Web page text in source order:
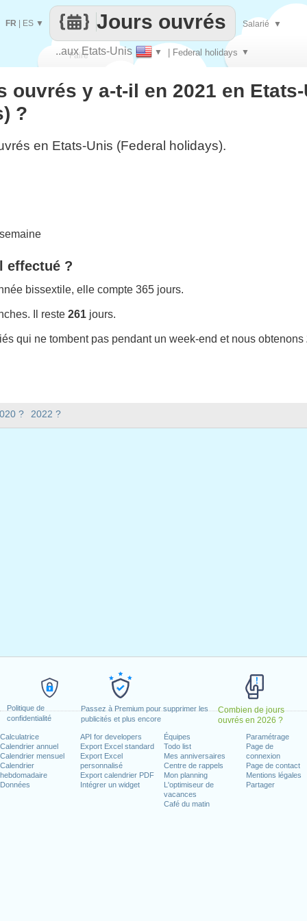
Politique de
confidentialité
Passez à Premium pour supprimer les
publicités et plus encore
Combien de jours
ouvrés en 2026 ?
Calculatrice
Calendrier annuel
Calendrier mensuel
Calendrier
hebdomadaire
Données
API for developers
Export Excel standard
Export Excel
personnalisé
Export calendrier PDF
Intégrer un widget
Équipes
Todo list
Mes anniversaires
Centre de rappels
Mon planning
L'optimiseur de
vacances
Café du matin
Paramétrage
Page de
connexion
Page de contact
Mentions légales
Partager
Faire
que
..aux Etats-Unis ▼ | Federal holidays ▼
Jours ouvrés
FR ES ▼ Salarié ▼
? 2022 ?
ouvrés y a-t-il en 2021 en
?
en Etats-Unis (Federal holidays).
effectué ?
bissextile, elle compte 365 jours.
Il reste 261 jours.
qui ne tombent pas pendant un week-end et nous obtenons
il en 2021 en Etats-Unis (Federal holidays) ?
juin 18, 2021
: lundi, juillet 5, 2021
2021
2021
2021
décembre 24, 2021
: vendredi, décembre 31, 2021